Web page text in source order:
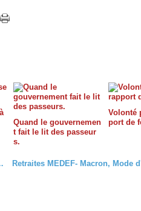
Quand le gouvernemen
t fait le lit des passeur
s.
Volonté
port de
côtes de France